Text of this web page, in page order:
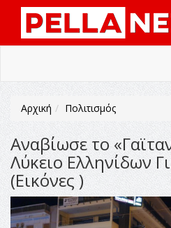
Αρχική Πολιτισμός
Αναβίωσε το
Λύκειο Ελληνίδων
(Εικόνες )